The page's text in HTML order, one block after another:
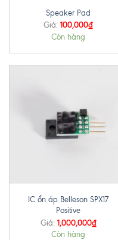
Speaker Pad
Giá: 100,000₫
Còn hàng
IC ổn áp Belleson SPX17
Positive
Giá: 1,000,000₫
Còn hàng